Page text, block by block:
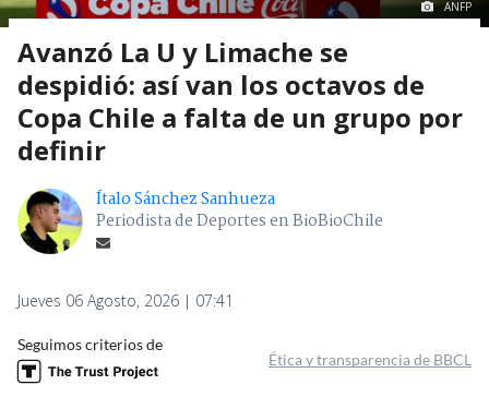
ANFP
Avanzó La U y Limache se
despidió: así van los octavos de
Copa Chile a falta de un grupo por
definir
Ítalo Sánchez Sanhueza
Periodista de Deportes en BioBioChile
Jueves 06 Agosto, 2026 | 07:41
Seguimos criterios de
Ética y transparencia de BBCL